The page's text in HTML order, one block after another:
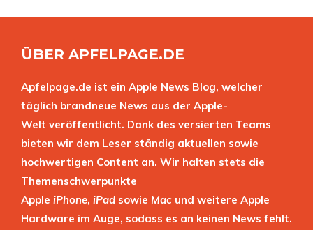
ÜBER APFELPAGE.DE
Apfelpage.de ist ein Apple News Blog, welcher
täglich brandneue News aus der Apple-
Welt veröffentlicht. Dank des versierten Teams
bieten wir dem Leser ständig aktuellen sowie
hochwertigen Content an. Wir halten stets die
Themenschwerpunkte
Apple iPhone, iPad sowie Mac und weitere Apple
Hardware im Auge, sodass es an keinen News fehlt.